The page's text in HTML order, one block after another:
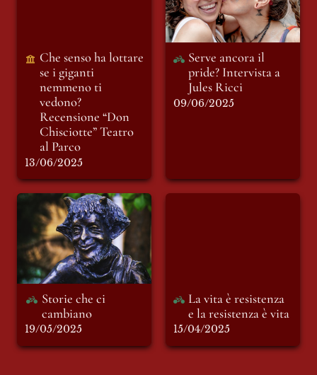
Che senso ha lottare
se i giganti
nemmeno ti
vedono?
Recensione “Don
Chisciotte” Teatro
al Parco
13/06/2025
Serve ancora il
pride? Intervista a
Jules Ricci
09/06/2025
Storie che ci
cambiano
Storie che ci
cambiano
19/05/2025
La vita è resistenza
e la resistenza è vita
15/04/2025